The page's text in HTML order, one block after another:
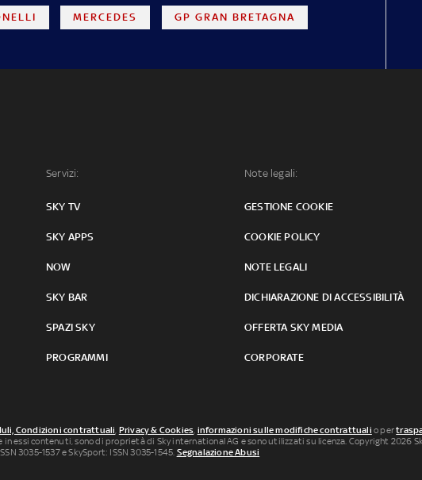
MERCEDES GP GRAN BRETAGNA
Servizi:
SKY TV
SKY APPS
NOW
SKY BAR
SPAZI SKY
PROGRAMMI
Note legali:
GESTIONE COOKIE
COOKIE POLICY
NOTE LEGALI
DICHIARAZIONE DI ACCESSIBILITÀ
OFFERTA SKY MEDIA
CORPORATE
Condizioni contrattuali, Privacy & Cookies, informazioni sulle modifiche contrattuali o per
contenuti, sono di proprietà di Sky international AG e sono utilizzati su licenza. Copyright 2026
3035-1537 e SkySport: ISSN 3035-1545. Segnalazione Abusi